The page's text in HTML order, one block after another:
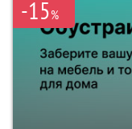
-15%